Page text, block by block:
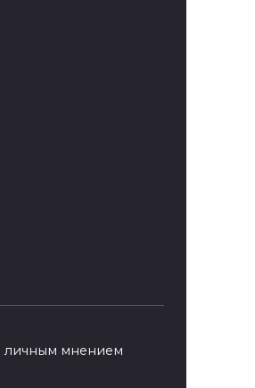
личным мнением